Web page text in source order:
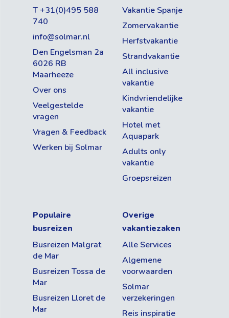
T +31(0)495 588
740
info@solmar.nl
Den Engelsman 2a
6026 RB
Maarheeze
Over ons
Veelgestelde
vragen
Vragen & Feedback
Werken bij Solmar
Vakantie Spanje
Zomervakantie
Herfstvakantie
Strandvakantie
All inclusive
vakantie
Kindvriendelijke
vakantie
Hotel met
Aquapark
Adults only
vakantie
Groepsreizen
Populaire
busreizen
Busreizen Malgrat
de Mar
Busreizen Tossa de
Mar
Busreizen Lloret de
Mar
Overige
vakantiezaken
Alle Services
Algemene
voorwaarden
Solmar
verzekeringen
Reis inspiratie